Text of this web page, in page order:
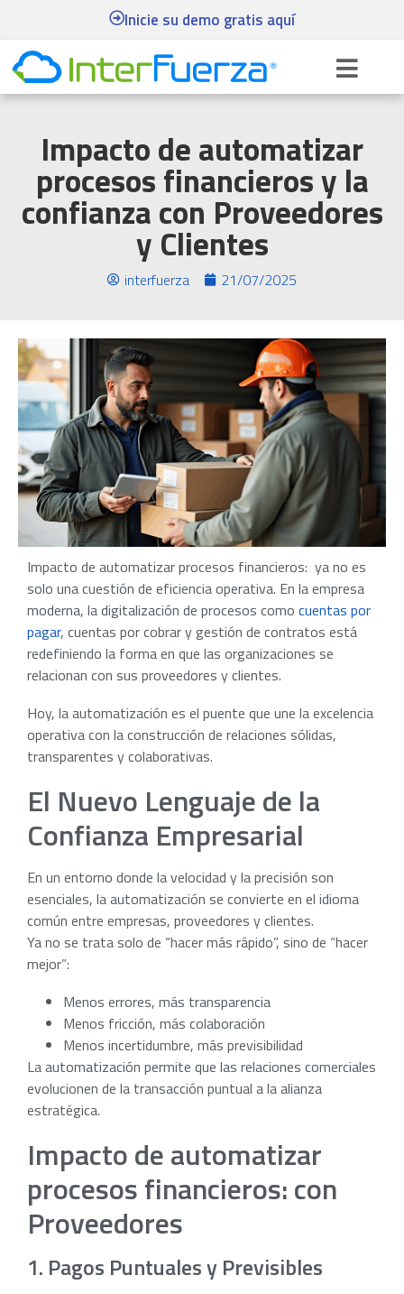
Inicie su demo gratis aquí
Impacto de automatizar
procesos financieros y la
confianza con Proveedores
y Clientes
interfuerza 21/07/2025
Impacto de automatizar procesos financieros: ya no es
solo una cuestión de eficiencia operativa. En la empresa
moderna, la digitalización de procesos como cuentas por
pagar, cuentas por cobrar y gestión de contratos está
redefiniendo la forma en que las organizaciones se
relacionan con sus proveedores y clientes.
Hoy, la automatización es el puente que une la excelencia
operativa con la construcción de relaciones sólidas,
transparentes y colaborativas.
El Nuevo Lenguaje de la
Confianza Empresarial
En un entorno donde la velocidad y la precisión son
esenciales, la automatización se convierte en el idioma
común entre empresas, proveedores y clientes.
Ya no se trata solo de “hacer más rápido”, sino de “hacer
mejor”:
Menos errores, más transparencia
Menos fricción, más colaboración
Menos incertidumbre, más previsibilidad
La automatización permite que las relaciones comerciales
evolucionen de la transacción puntual a la alianza
estratégica.
Impacto de automatizar
procesos financieros: con
Proveedores
1. Pagos Puntuales y Previsibles